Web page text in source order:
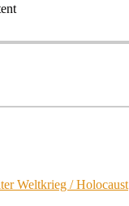
Weltkrieg / Holocaust